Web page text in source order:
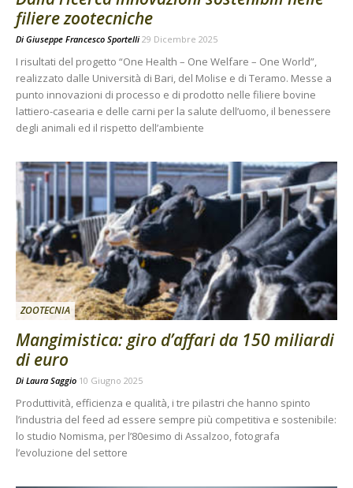
filiere zootecniche
Di Giuseppe Francesco Sportelli 29 Dicembre 2025
I risultati del progetto “One Health – One Welfare – One World”,
realizzato dalle Università di Bari, del Molise e di Teramo. Messe a
punto innovazioni di processo e di prodotto nelle filiere bovine
lattiero-casearia e delle carni per la salute dell’uomo, il benessere
degli animali ed il rispetto dell’ambiente
ZOOTECNIA
Mangimistica: giro d’affari da 150 miliardi
di euro
Di Laura Saggio 10 Giugno 2025
Produttività, efficienza e qualità, i tre pilastri che hanno spinto
l’industria del feed ad essere sempre più competitiva e sostenibile:
lo studio Nomisma, per l’80esimo di Assalzoo, fotografa
l’evoluzione del settore